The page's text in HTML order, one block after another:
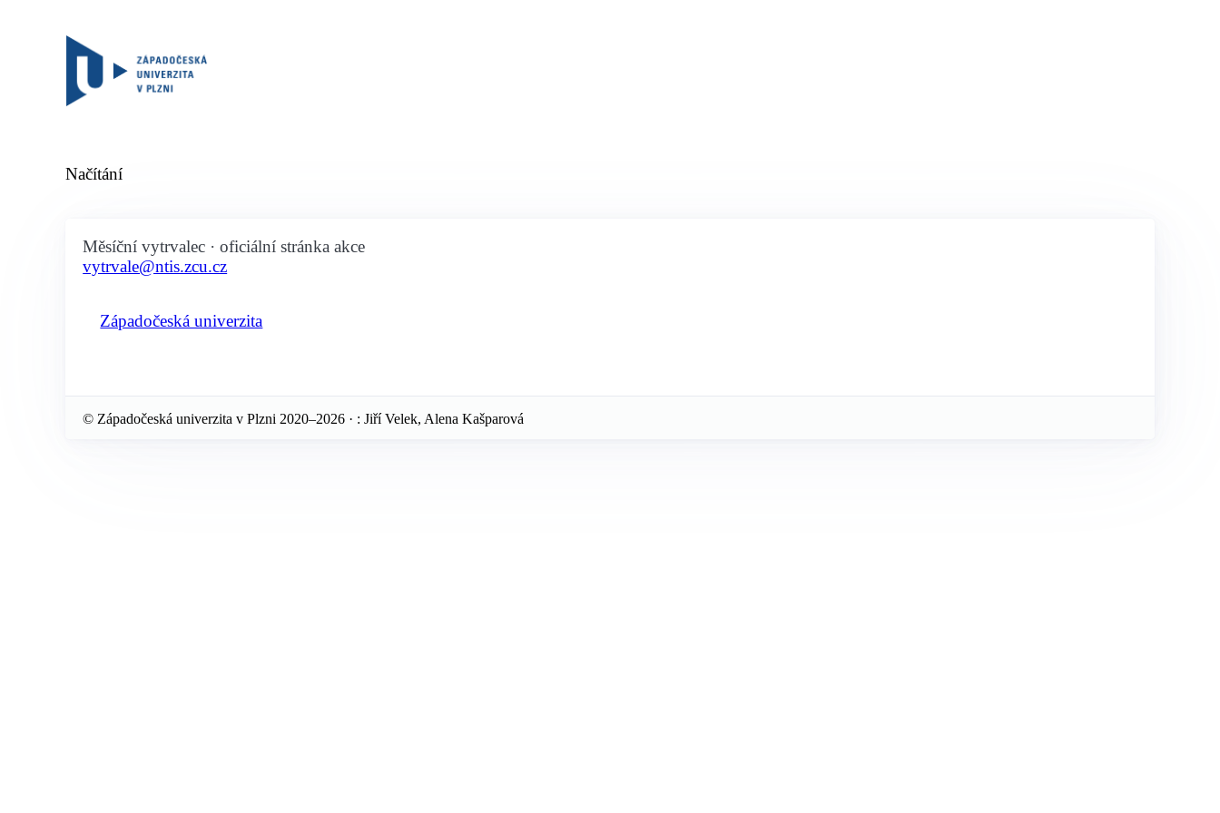
Načítání
Měsíční vytrvalec · oficiální stránka akce
vytrvale@ntis.zcu.cz
Západočeská univerzita
© Západočeská univerzita v Plzni 2020–2026 · : Jiří Velek, Alena Kašparová